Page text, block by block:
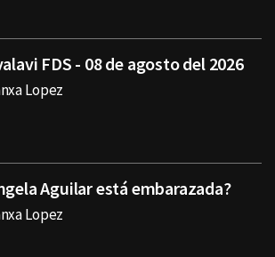
FDS - 08 de agosto del 2026
Lopez
Aguilar está embarazada?
Lopez